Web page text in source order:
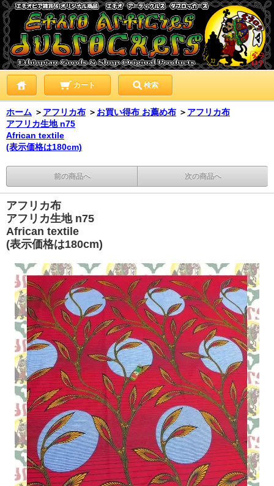
カート 検索
ホーム ＞ アフリカ布 ＞ お買い得布 お薦め布 ＞ アフリカ布
アフリカ生地 n75
African textile
(表示価格は180cm)
前の商品へ 次の商品へ
アフリカ布
アフリカ生地 n75
African textile
(表示価格は180cm)